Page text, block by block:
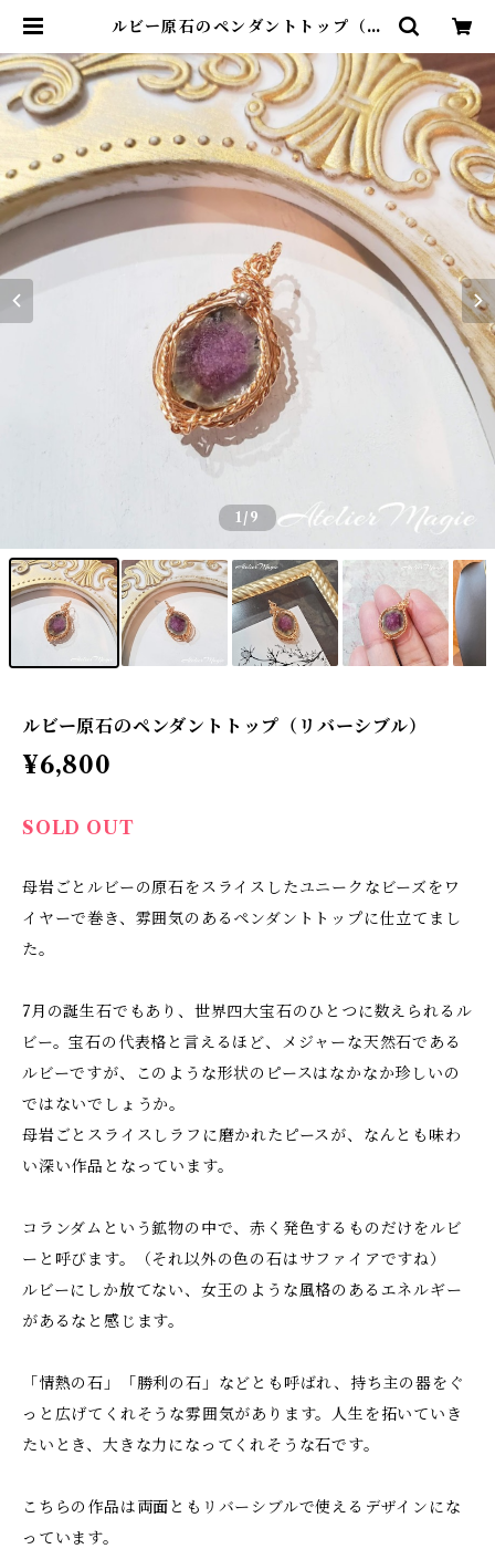
ルビー原石のペンダントトップ（リ
1 /9
ルビー原石のペンダントトップ（リバーシブル）
¥6,800
SOLD OUT
母岩ごとルビーの原石をスライスしたユニークなビーズをワ
イヤーで巻き、雰囲気のあるペンダントトップに仕立てまし
た。
7月の誕生石でもあり、世界四大宝石のひとつに数えられるル
ビー。宝石の代表格と言えるほど、メジャーな天然石である
ルビーですが、このような形状のピースはなかなか珍しいの
ではないでしょうか。
母岩ごとスライスしラフに磨かれたピースが、なんとも味わ
い深い作品となっています。
コランダムという鉱物の中で、赤く発色するものだけをルビ
ーと呼びます。（それ以外の色の石はサファイアですね）
ルビーにしか放てない、女王のような風格のあるエネルギー
があるなと感じます。
「情熱の石」「勝利の石」などとも呼ばれ、持ち主の器をぐ
っと広げてくれそうな雰囲気があります。人生を拓いていき
たいとき、大きな力になってくれそうな石です。
こちらの作品は両面ともリバーシブルで使えるデザインにな
っています。